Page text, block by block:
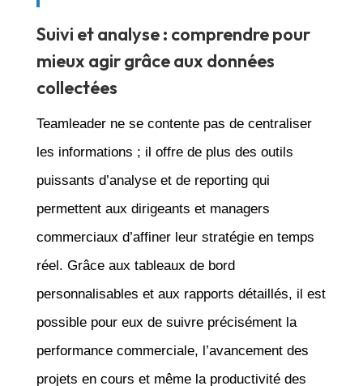
Suivi et analyse : comprendre pour
mieux agir grâce aux données
collectées
Teamleader ne se contente pas de centraliser
les informations ; il offre de plus des outils
puissants d’analyse et de reporting qui
permettent aux dirigeants et managers
commerciaux d’affiner leur stratégie en temps
réel. Grâce aux tableaux de bord
personnalisables et aux rapports détaillés, il est
possible pour eux de suivre précisément la
performance commerciale, l’avancement des
projets en cours et même la productivité des